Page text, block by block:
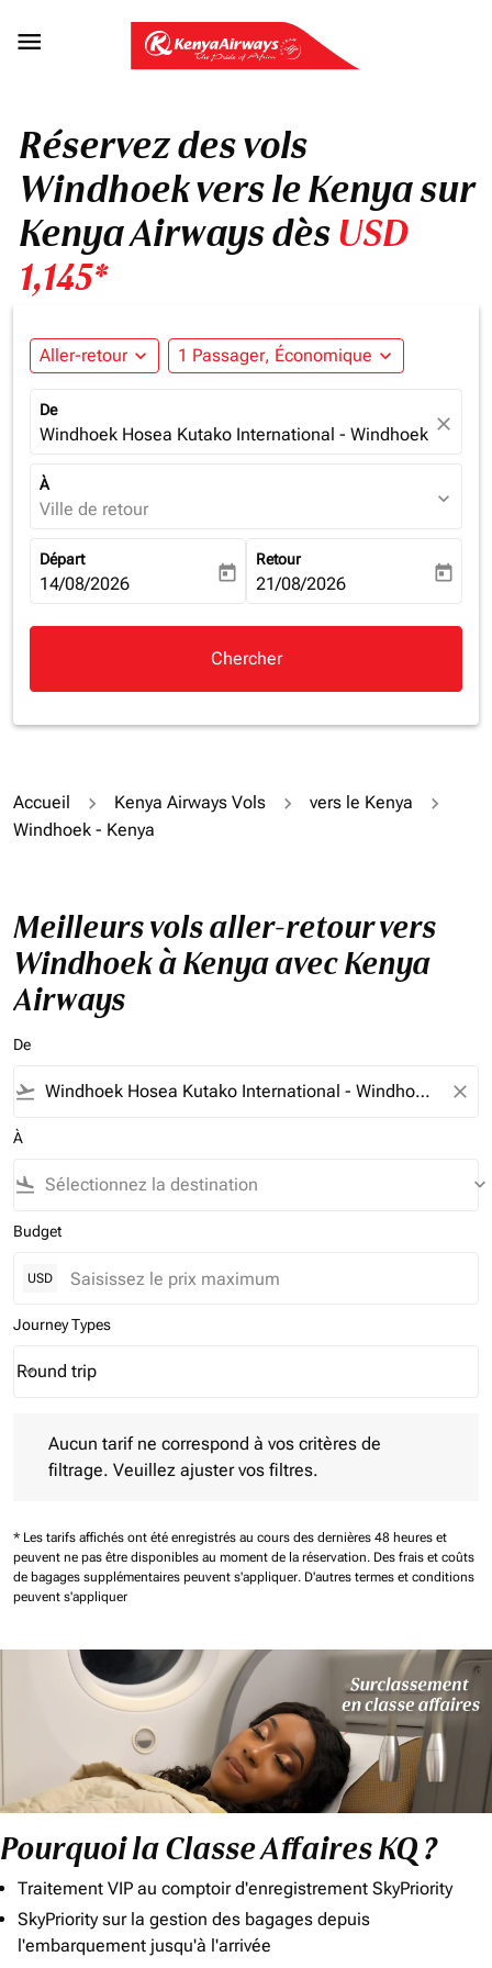

Réservez des vols
Windhoek vers le Kenya sur
Kenya Airways dèsUSD
1,145*
Aller-retour expand_more 1 Passager, Économique expand_more
De
Windhoek Hosea Kutako International - Windhoek close
À
Ville de retour expand_more
Départ
fc-booking-departure-date-aria-label
14/08/2026 today
Retour
fc-booking-return-date-aria-
21/08/2026 today
Chercher
Accueil Kenya Airways Vols
vers le Kenya
Windhoek - Kenya
Meilleurs vols aller-retour vers
Windhoek à Kenya avec Kenya
Airways
De
flight_takeoff close
À
flight_land keyboard_arrow_down
Budget
USD
Journey Types
Journey Types option Round trip Selected
Round trip
keyboard_arrow_down
Aucun tarif ne correspond à vos critères de
filtrage. Veuillez ajuster vos filtres.
* Les tarifs affichés ont été enregistrés au cours des dernières 48 heures et
peuvent ne pas être disponibles au moment de la réservation. Des frais et coûts
de bagages supplémentaires peuvent s'appliquer. D'autres termes et conditions
peuvent s'appliquer
Pourquoi la Classe Affaires KQ ?
Traitement VIP au comptoir d'enregistrement SkyPriority
SkyPriority sur la gestion des bagages depuis
l'embarquement jusqu'à l'arrivée